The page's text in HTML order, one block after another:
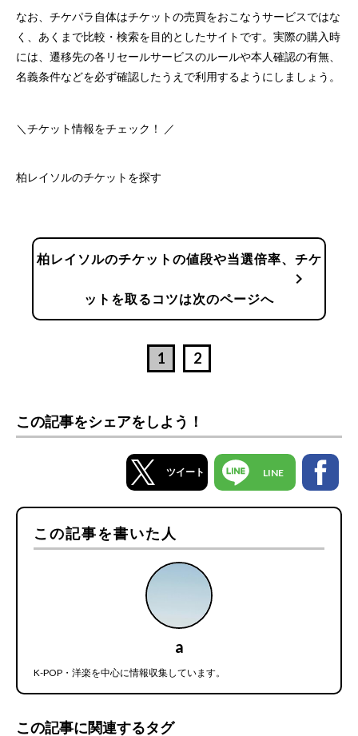
なお、チケパラ自体はチケットの売買をおこなうサービスではな
く、あくまで比較・検索を目的としたサイトです。実際の購入時
には、遷移先の各リセールサービスのルールや本人確認の有無、
名義条件などを必ず確認したうえで利用するようにしましょう。
＼チケット情報をチェック！ ／
柏レイソルのチケットを探す
柏レイソルのチケットの値段や当選倍率、チケ
ットを取るコツは次のページへ
chevron_right
1 2
この記事をシェアをしよう！
ツイート LINE
この記事を書いた人
a
K-POP・洋楽を中心に情報収集しています。
この記事に関連するタグ